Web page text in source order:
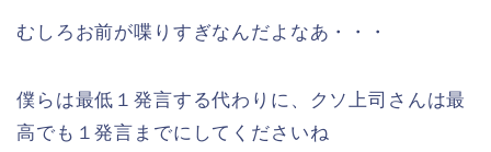
むしろお前が喋りすぎなんだよなあ・・・
僕らは最低１発言する代わりに、クソ上司さんは最
高でも１発言までにしてくださいね